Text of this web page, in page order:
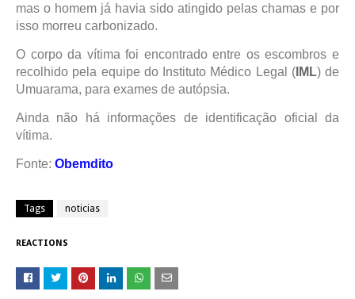
mas o homem já havia sido atingido pelas chamas e por
isso morreu carbonizado.
O corpo da vítima foi encontrado entre os escombros e
recolhido pela equipe do Instituto Médico Legal (IML) de
Umuarama, para exames de autópsia.
Ainda não há informações de identificação oficial da
vítima.
Fonte: Obemdito
Tags noticias
REACTIONS